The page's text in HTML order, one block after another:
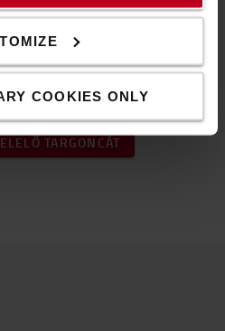
COOKIES ONLY
targoncát.
idején egy nagyszerű
de nemcsak ez az egyetlen
TARGONCÁT